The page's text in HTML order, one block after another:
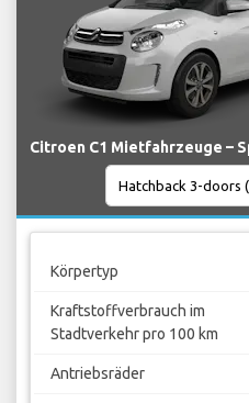
Citroen C1 Mietfahrzeuge –
Körpertyp
Kraftstoffverbrauch im
Stadtverkehr pro 100 km
Antriebsräder